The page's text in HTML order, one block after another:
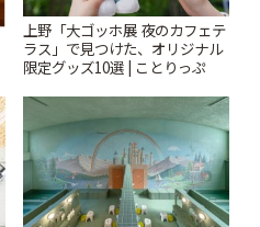
上野「大ゴッホ展 夜のカフェテ
ラス」で見つけた、オリジナル
限定グッズ10選 | ことりっぷ